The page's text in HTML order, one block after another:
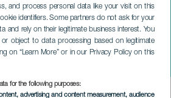
and process personal data like your visit on this
identifiers. Some partners do not ask for your
and rely on their legitimate business interest. You
object to data processing based on legitimate
on “Learn More” or in our Privacy Policy on this
for the following purposes:
advertising and content measurement, audience
en concierto